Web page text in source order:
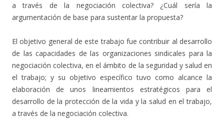
a través de la negociación colectiva? ¿Cuál sería la
argumentación de base para sustentar la propuesta?
El objetivo general de este trabajo fue contribuir al desarrollo
de las capacidades de las organizaciones sindicales para la
negociación colectiva, en el ámbito de la seguridad y salud en
el trabajo; y su objetivo específico tuvo como alcance la
elaboración de unos lineamientos estratégicos para el
desarrollo de la protección de la vida y la salud en el trabajo,
a través de la negociación colectiva.